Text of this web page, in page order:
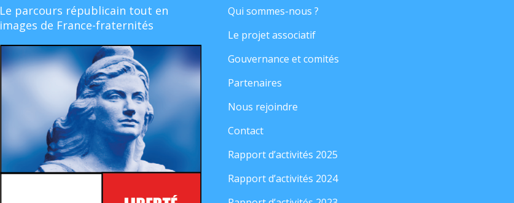
Le parcours républicain tout en
images de France-fraternités
Qui sommes-nous ?
Le projet associatif
Gouvernance et comités
Partenaires
Nous rejoindre
Contact
Rapport d’activités 2025
Rapport d’activités 2024